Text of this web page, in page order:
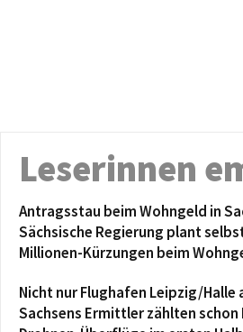
Leserinnen
Antragsstau beim Wohngeld in
Sächsische Regierung plant
Millionen-Kürzungen beim
Nicht nur Flughafen Leipzig/Halle
Sachsens Ermittler zählten schon